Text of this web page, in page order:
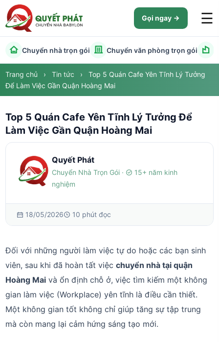
Gọi ngay ☰
Chuyển nhà trọn gói Chuyển văn phòng trọn gói
Trang chủ › Tin tức ›
Top 5 Quán Cafe Yên Tĩnh Lý Tưởng
Để Làm Việc Gần Quận Hoàng Mai
Top 5 Quán Cafe Yên Tĩnh Lý Tưởng Để
Làm Việc Gần Quận Hoàng Mai
Quyết Phát
Chuyển Nhà Trọn Gói ·
15+ năm kinh
nghiệm
18/05/2026 10 phút đọc
Đối với những người làm việc tự do hoặc các bạn sinh
viên, sau khi đã hoàn tất việcchuyển nhà tại quận
Hoàng Mai và ổn định chỗ ở, việc tìm kiếm một không
gian làm việc (Workplace) yên tĩnh là điều cần thiết.
Một không gian tốt không chỉ giúp tăng sự tập trung
mà còn mang lại cảm hứng sáng tạo mới.